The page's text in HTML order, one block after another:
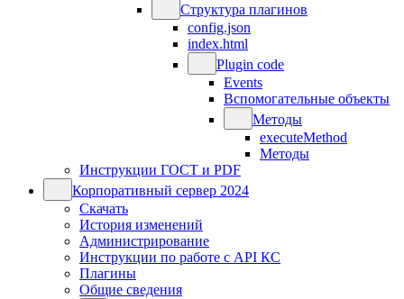
Структура плагинов
config.json
index.html
Plugin code
Events
Вспомогательные объекты
Методы
executeMethod
Методы
Инструкции ГОСТ и PDF
Корпоративный сервер 2024
Скачать
История изменений
Администрирование
Инструкции по работе с API КС
Плагины
Общие сведения